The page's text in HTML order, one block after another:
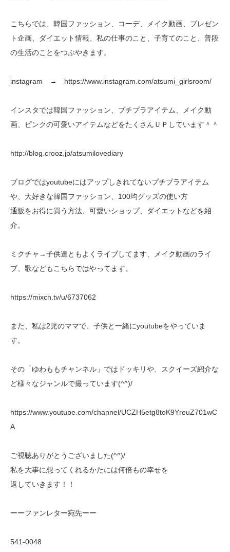
こちらでは、韓国ファッション、コーデ、メイク動画、プレゼン
ト企画、ダイエット情報、私の仕事のこと、子育てのこと、普段
の生活のことをつぶやきます。
instagram → https://www.instagram.com/atsumi_girlsroom/
インスタでは韓国ファッション、プチプラアイテム、メイク動
画、ピンクの可愛いアイテムなどをたくさんＵＰしています＾＾
http://blog.crooz.jp/atsumilovediary
ブログではyoutubeにはアップしきれてないプチプラアイテム
や、大好きな韓国ファッション、100均グッズの使い方
通販をお得に買う方法、可愛いショップ、ダイエットなどを紹
介。
ミクチャ→子供達ともよくライブしてます、メイク動画のライ
ブ、歌などもこちらではやってます。
https://mixch.tv/u/6737062
また、私は2児のママで、子供と一緒にyoutubeをやっていま
す。
その「ゆわももチャンネル」ではドッキリや、スクイーズ紹介な
ど様々なジャンルで撮っています(^^)/
https://www.youtube.com/channel/UCZH5etg8toK9YreuZ701wC
A
ご視聴ありがとうございました(^^)/
私を大事に想ってくれるかたには何倍もの幸せを
返していきます！！
ーーファンレター宛先ーー
541-0048